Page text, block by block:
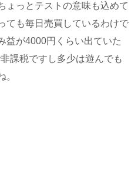
ょっとテストの意味も込めて
ても毎日売買しているわけで
益が4000円くらい出ていた
課税ですし多少は遊んでも
。